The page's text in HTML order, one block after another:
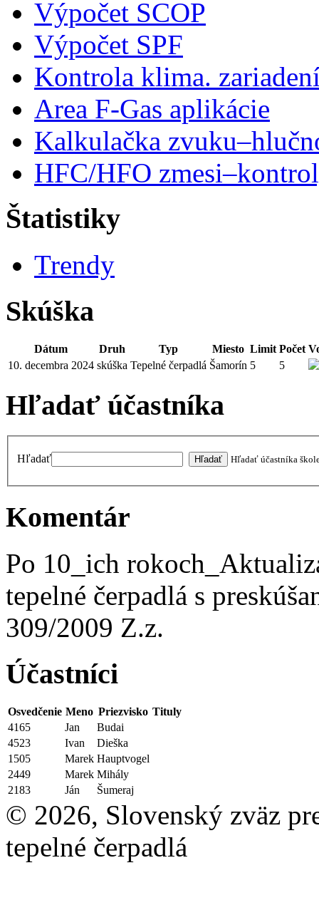
Výpočet SCOP
Výpočet SPF
Kontrola klima.
Area F-Gas aplikácie
Kalkulačka
HFC/HFO
Štatistiky
Trendy
Skúška
Dátum Druh Typ Miesto Limit Počet
10. decembra 2024 skúška Tepelné čerpadlá Šamorín 5 5
Hľadať účastníka
Hľadať Hľadať účastníka
Komentár
Po 10_ich
tepelné čerpadlá s
309/2009 Z.z.
Účastníci
Osvedčenie Meno Priezvisko Tituly
4165
Jan
Budai
4523
Ivan
Dieška
1505
Marek Hauptvogel
2449
Marek Mihály
2183
Ján Šumeraj
© 2026, Slovenský zväz
tepelné čerpadlá